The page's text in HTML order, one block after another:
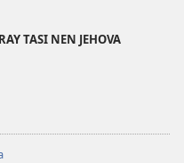
TASI NEN JEHOVA